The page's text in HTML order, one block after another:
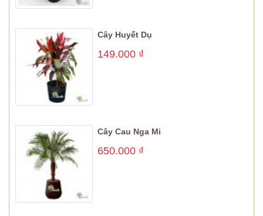
Cây Huyết Dụ
149.000 ₫
Cây Cau Nga Mi
650.000 ₫